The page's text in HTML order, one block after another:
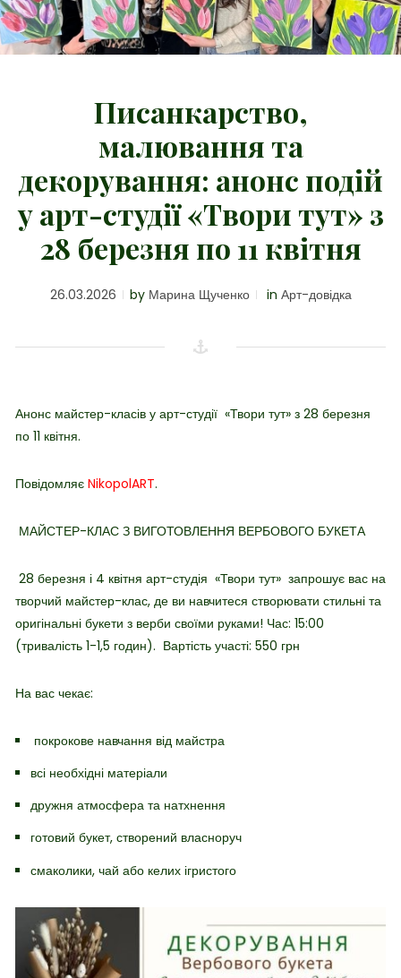
Писанкарство,
малювання та
декорування: анонс подій
у арт-студії «Твори тут» з
28 березня по 11 квітня
26.03.2026 by Марина Щученко in Арт-довідка
Анонс майстер-класів у арт-студії «Твори тут» з 28 березня
по 11 квітня.
Повідомляє NikopolART.
МАЙСТЕР-КЛАС З ВИГОТОВЛЕННЯ ВЕРБОВОГО БУКЕТА
28 березня і 4 квітня арт-студія «Твори тут» запрошує вас на
творчий майстер-клас, де ви навчитеся створювати стильні та
оригінальні букети з верби своїми руками! Час: 15:00
(тривалість 1-1,5 годин). Вартість участі: 550 грн
На вас чекає:
покрокове навчання від майстра
всі необхідні матеріали
дружня атмосфера та натхнення
готовий букет, створений власноруч
смаколики, чай або келих ігристого